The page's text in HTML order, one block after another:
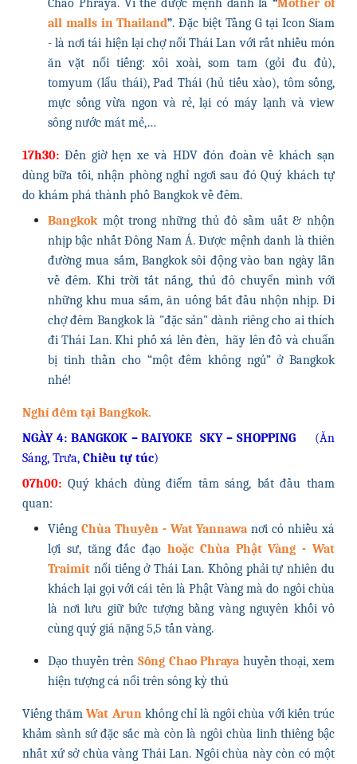
Chao Phraya. Vì thế được mệnh danh là“Mother of
all malls in Thailand”. Đặc biệt Tầng G tại Icon Siam
- là nơi tái hiện lại chợ nổi Thái Lan với rất nhiều món
ăn vặt nổi tiếng: xôi xoài, som tam (gỏi đu đủ),
tomyum (lẩu thái), Pad Thái (hủ tiếu xào), tôm sống,
mực sống vừa ngon và rẻ, lại có máy lạnh và view
sông nước mát mẻ,…
17h30: Đến giờ hẹn xe và HDV đón đoàn về khách sạn
dùng bữa tối, nhận phòng nghỉ ngơi sau đó Quý khách tự
do khám phá thành phố Bangkok về đêm.
Bangkok một trong những thủ đô sầm uất & nhộn
nhịp bậc nhất Đông Nam Á. Được mệnh danh là thiên
đường mua sắm, Bangkok sôi động vào ban ngày lẫn
về đêm. Khi trời tắt nắng, thủ đô chuyển mình với
những khu mua sắm, ăn uống bắt đầu nhộn nhịp. Đi
chợ đêm Bangkok là "đặc sản" dành riêng cho ai thích
đi Thái Lan. Khi phố xá lên đèn, hãy lên đồ và chuẩn
bị tinh thần cho “một đêm không ngủ” ở Bangkok
nhé!
Nghỉ đêm tại Bangkok.
NGÀY 4: BANGKOK – BAIYOKE SKY – SHOPPING
(Ăn
Sáng, Trưa, Chiều tự túc)
07h00: Quý khách dùng điểm tâm sáng, bắt đầu tham
quan:
Viếng Chùa Thuyền - Wat Yannawa nơi có nhiều xá
lợi sư, tăng đắc đạo hoặc Chùa Phật Vàng - Wat
Traimit nổi tiếng ở Thái Lan. Không phải tự nhiên du
khách lại gọi với cái tên là Phật Vàng mà do ngôi chùa
là nơi lưu giữ bức tượng bằng vàng nguyên khối vô
cùng quý giá nặng 5,5 tấn vàng.
Dạo thuyền trên Sông Chao Phraya huyền thoại, xem
hiện tượng cá nổi trên sông kỳ thú
Viếng thămWat Arun không chỉ là ngôi chùa với kiến trúc
khảm sành sứ đặc sắc mà còn là ngôi chùa linh thiêng bậc
nhất xứ sở chùa vàng Thái Lan. Ngôi chùa này còn có một